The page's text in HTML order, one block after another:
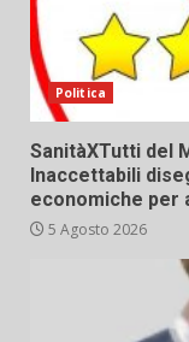
Politica
SanitàXTutti del
Inaccettabili
economiche per
5 Agosto 2026